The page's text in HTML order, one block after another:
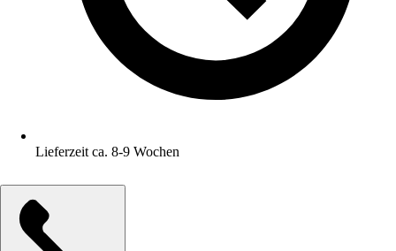
Lieferzeit ca. 8-9 Wochen